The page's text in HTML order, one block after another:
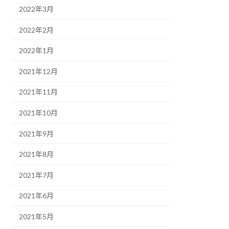
2022年3月
2022年2月
2022年1月
2021年12月
2021年11月
2021年10月
2021年9月
2021年8月
2021年7月
2021年6月
2021年5月